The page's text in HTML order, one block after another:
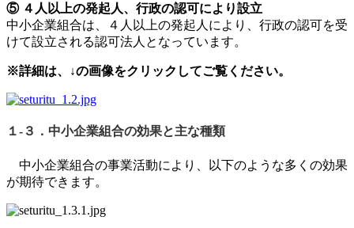
⑤ ４人以上の発起人、行政の認可により設立
中小企業組合は、４人以上の発起人により、行政の認可を受
けて設立される認可法人となっています。
※詳細は、↓の画像をクリックしてご覧ください。
１-３．中小企業組合の効果と主な種類
中小企業組合の事業活動により、以下のような多くの効果
が期待できます。